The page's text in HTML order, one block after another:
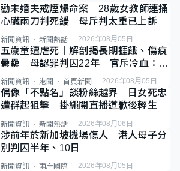
勸未婚夫戒煙爆命案 28歲女教師連捅
心臟兩刀判死緩 母斥判太重已上訴
新聞資訊 新聞熱話 2026年08月05日
五歲童遭虐死｜解剖揭長期捱餓、傷痕
纍纍 母認罪判囚22年 官斥冷血：同
類案最惡劣
新聞資訊 港聞 首頁新聞 2026年08月05日
偶像「不點名」談粉絲越界 日女死忠
遭群起狙擊 掛繩開直播道歉後輕生
新聞資訊 新聞熱話 2026年08月06日
涉前年於新加坡機場傷人 港人母子分
別判囚半年、10日
新聞資訊 兩岸國際 2026年08月05日